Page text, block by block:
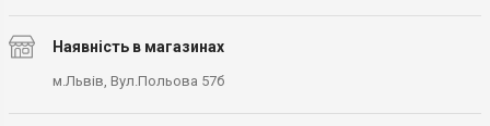
Наявність в магазинах
м.Львів, Вул.Польова 57б